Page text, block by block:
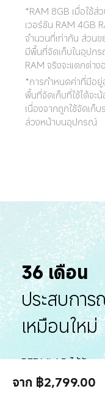
จาก ฿2,799.00
*RAM 8GB เมื่อใช้ส่
เวอร์ชัน RAM 4GB
จำนวนที่เท่ากัน ส่วนข
มีพื้นที่จัดเก็บในอุปก
RAM จริงจะแตกต่า
*การกำหนดค่าที่มีอยู่
พื้นที่จัดเก็บที่ใช้ได้จะ
เนื่องจากถูกใช้จัดเก็
ล่วงหน้าบนอุปกรณ์
36 เดือน
ประสบกา
เหมือนใหม่
REDMI A5 ได้รับก
ประสิทธิภาพเมื่อเวล
สามารถคงประสบกา